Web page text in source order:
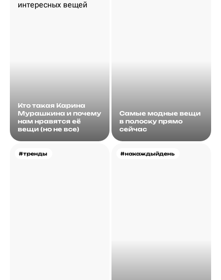
Кто такая Карина
Мурашкина и почему
нам нравятся её
вещи (но не все)
Самые модные вещи
в полоску прямо
сейчас
#тренды #накаждыйдень